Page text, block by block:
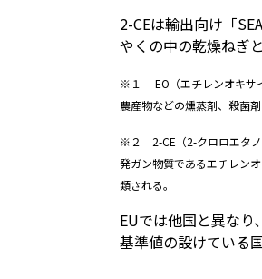
2-CEは輸出向け「
やくの中の乾燥ねぎ
※１ EO（エチレンオキサ
農産物などの燻蒸剤、殺菌
※２ 2-CE（2-クロロエタノ
発ガン物質であるエチレン
類される。
EUでは他国と異なり
基準値の設けている